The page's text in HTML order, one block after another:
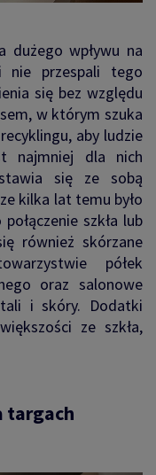
dużego wpływu na
nie przespali tego
się bez względu
w którym szuka
aby ludzie
najmniej dla nich
się ze sobą
kilka lat temu było
szkła lub
również skórzane
półek
oraz salonowe
i skóry. Dodatki
ze szkła,
targach